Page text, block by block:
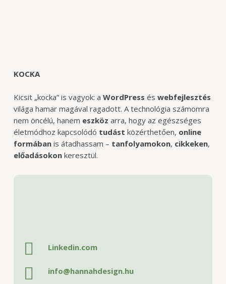
KOCKA
Kicsit „kocka” is vagyok: aWordPress éswebfejlesztés
világa hamar magával ragadott. A technológia számomra
nem öncélú, hanem eszköz arra, hogy az egészséges
életmódhoz kapcsolódó tudást közérthetően, online
formában is átadhassam – tanfolyamokon, cikkeken,
előadásokon keresztül.
Linkedin.com
info@hannahdesign.hu